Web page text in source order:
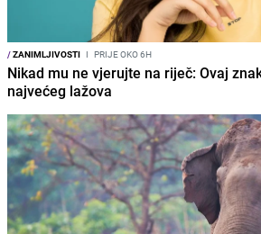
/ZANIMLJIVOSTI I PRIJE OKO 6H
Nikad mu ne vjerujte na riječ: Ovaj
najvećeg lažova